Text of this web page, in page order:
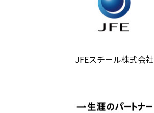
JFEスチール株式会社